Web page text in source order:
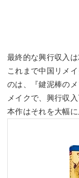
最終的な興行収入
これまで中国リメ
のは、『鍵泥棒の
メイクで、興行収
本作はそれを大幅に